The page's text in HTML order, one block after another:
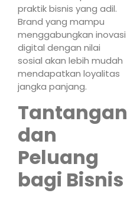
praktik bisnis yang adil.
Brand yang mampu
menggabungkan inovasi
digital dengan nilai
sosial akan lebih mudah
mendapatkan loyalitas
jangka panjang.
Tantangan
dan
Peluang
bagi Bisnis